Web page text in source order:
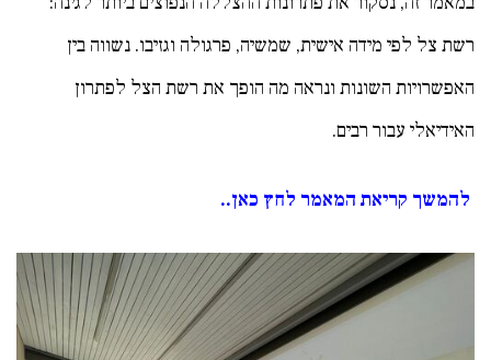
רשת צל לפי מידה אישית, שמשיה, פרגולה וגזיבו. נשווה בין
האפשרויות השונות ונראה מה הופך את רשת הצל לפתרון
האידיאלי עבור רבים.
להמשך קריאת המאמר לחץ כאן..